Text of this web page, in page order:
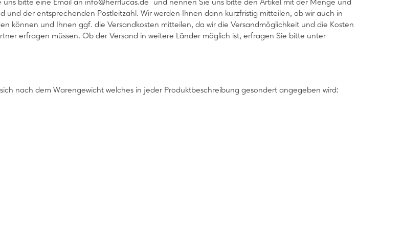
uns bitte eine Email an info@herrlucas.de und nennen Sie uns bitte den Artikel mit der Menge und
und der entsprechenden Postleitzahl. Wir werden Ihnen dann kurzfristig mitteilen, ob wir auch in
können und Ihnen ggf. die Versandkosten mitteilen, da wir die Versandmöglichkeit und die Kosten
erfragen müssen. Ob der Versand in weitere Länder möglich ist, erfragen Sie bitte unter
nach dem Warengewicht welches in jeder Produktbeschreibung gesondert angegeben wird: